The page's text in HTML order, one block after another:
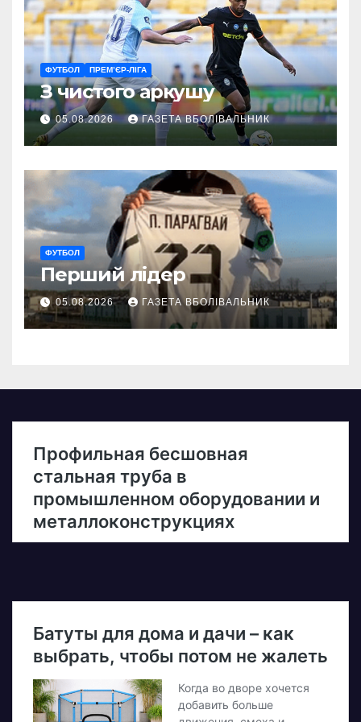
ФУТБОЛ ПРЕМ’ЄР-ЛІГА
З чистого аркушу
05.08.2026 ГАЗЕТА ВБОЛІВАЛЬНИК
ФУТБОЛ
Перший лідер
05.08.2026 ГАЗЕТА ВБОЛІВАЛЬНИК